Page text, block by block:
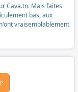
Cava.tn. Mais faites
bas, aux
vraisemblablement